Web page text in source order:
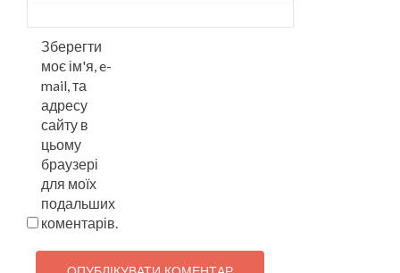
Зберегти
моє ім'я, e-
mail, та
адресу
сайту в
цьому
браузері
для моїх
подальших
коментарів.